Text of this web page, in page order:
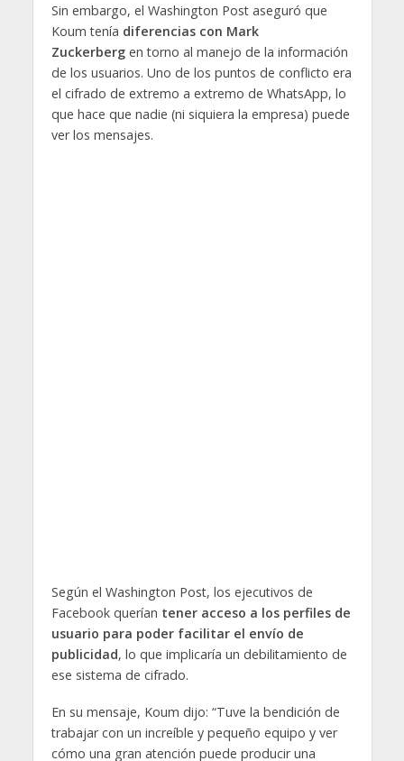
Sin embargo, el Washington Post aseguró que
Koum tenía diferencias con Mark
Zuckerbergen torno al manejo de la información
de los usuarios. Uno de los puntos de conflicto era
el cifrado de extremo a extremo de WhatsApp, lo
que hace que nadie (ni siquiera la empresa) puede
ver los mensajes.
Según el Washington Post, los ejecutivos de
Facebook querían tener acceso a los perfiles de
usuario para poder facilitar el envío de
publicidad, lo que implicaría un debilitamiento de
ese sistema de cifrado.
En su mensaje, Koum dijo: “Tuve la bendición de
trabajar con un increíble y pequeño equipo y ver
cómo una gran atención puede producir una